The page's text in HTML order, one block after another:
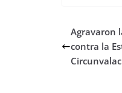
Agravaron
contra la